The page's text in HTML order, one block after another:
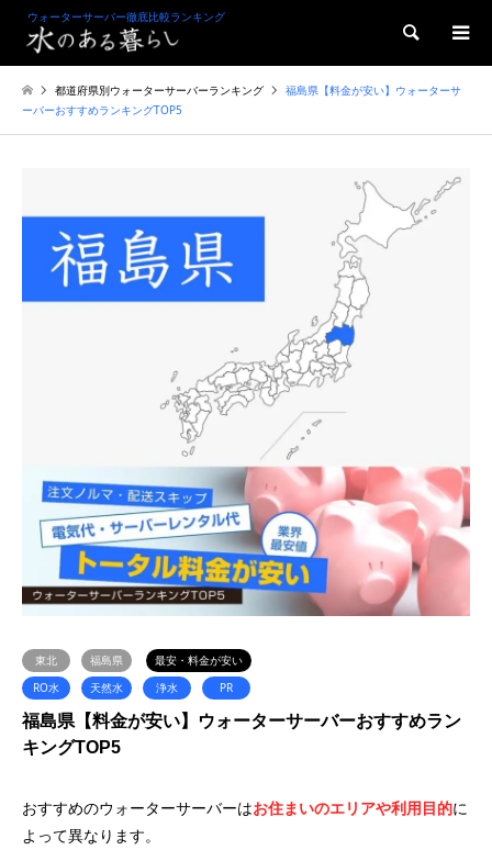
ウォーターサーバー徹底比較ランキング
検索
都道府県別ウォーターサーバーランキング
福島県【料金が安い】ウォーターサ
ーバーおすすめランキングTOP5
東北 福島県
最安・料金が安い
RO水
天然水 浄水 PR
福島県【料金が安い】ウォーターサーバーおすすめラン
キングTOP5
おすすめのウォーターサーバーはお住まいのエリアや利用目的に
よって異なります。